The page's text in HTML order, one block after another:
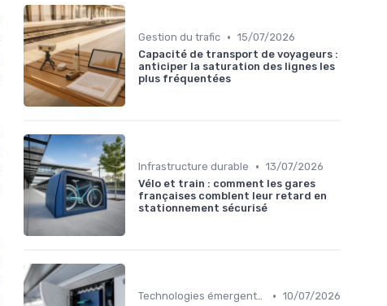
Gestion du trafic • 15/07/2026
Capacité de transport de voyageurs :
anticiper la saturation des lignes les
plus fréquentées
Infrastructure durable • 13/07/2026
Vélo et train : comment les gares
françaises comblent leur retard en
stationnement sécurisé
Technologies émergentes • 10/07/2026